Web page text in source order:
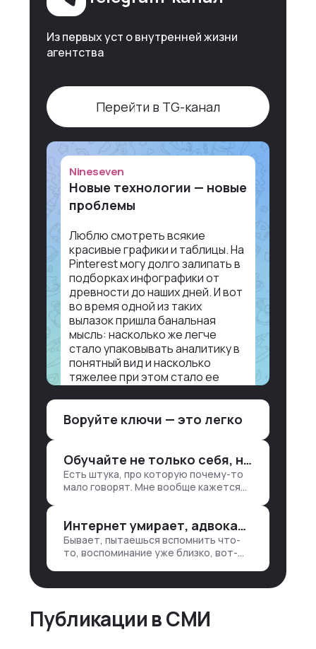
Из первых уст о внутренней жизни
агентства
Перейти в TG-канал
Nineseven
Новые технологии — новые
проблемы
Люблю смотреть всякие
красивые графики и таблицы. На
Pinterest могу долго залипать в
подборках инфографики от
древности до наших дней. И вот
во время одной из таких
вылазок пришла банальная
мысль: насколько же легче
стало упаковывать аналитику в
понятный вид и насколько
тяжелее при этом стало ее
Объясню в разрезе нашей
лет 15 назад, нужно было:
1. Собирать данные в одну базу и
разгребать их оттуда вручную:
проекту — все ручками
Воруйте ключи — это легко
Обучайте не только себя, но и клиентов
Есть штука, про которую почему-то
мало говорят. Мне вообще кажется
стороны. Ты что-то хватаешь у
клиента: е…
Интернет умирает, адвокаты и судьи в растерянности, а я хочу песню
Бывает, пытаешься вспомнить что-
то, воспоминание уже близко, вот-
днями. А то и неделями, если сильно
Публикации в СМИ